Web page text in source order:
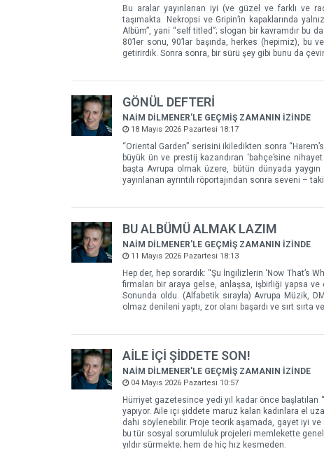
Bu aralar yayınlanan iyi (ve güzel ve farklı ve
taşımakta. Nekropsi ve Gripin’in kapaklarında
Albüm”, yani “self titled”; slogan bir kavramdır bu
80’ler sonu, 90’lar başında, herkes (hepimiz), bu
getirirdik. Sonra sonra, bir sürü şey gibi bunu da
GÖNÜL DEFTERİ
NAİM DİLMENER'LE GEÇMİŞ ZAMANIN İZİNDE
18 Mayıs 2026 Pazartesi 18:17
“Oriental Garden” serisini ikiledikten sonra
büyük ün ve prestij kazandıran ‘bahçe’sine
başta Avrupa olmak üzere, bütün dünyada
yayınlanan ayrıntılı röportajından sonra seveni –
BU ALBÜMÜ ALMAK LAZIM
NAİM DİLMENER'LE GEÇMİŞ ZAMANIN İZİNDE
11 Mayıs 2026 Pazartesi 18:13
Hep der, hep sorardık: “Şu İngilizlerin ‘Now That’s
firmaları bir araya gelse, anlaşsa, işbirliği yapsa
Sonunda oldu. (Alfabetik sırayla) Avrupa Müzik,
olmaz denileni yaptı, zor olanı başardı ve sırt sırta
AİLE İÇİ ŞİDDETE SON!
NAİM DİLMENER'LE GEÇMİŞ ZAMANIN İZİNDE
04 Mayıs 2026 Pazartesi 10:57
Hürriyet gazetesince yedi yıl kadar önce başlatılan
yapıyor. Aile içi şiddete maruz kalan kadınlara el
dahi söylenebilir. Proje teorik aşamada, gayet iyi
bu tür sosyal sorumluluk projeleri memlekette
yıldır sürmekte; hem de hiç hız kesmeden.